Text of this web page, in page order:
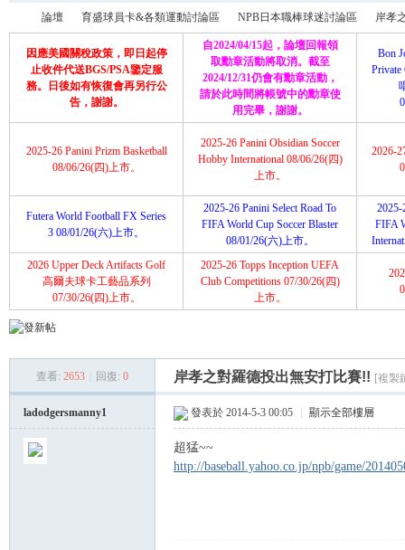
»
論壇
›
育盛球員卡&各類運動討論區
›
NPB日本職棒球迷討論區 岸孝
因應美國關稅政策，即日起停
止收件代送BGS/PSA鑒定服
務。日後如有恢復會再另行公
告，謝謝。
自2024/04/15起，論壇回報領
取勳章活動將取消。截至
2024/12/31仍會有勳章活動，
請於此時間將帳號中的勳章使
用完畢，謝謝。
Bon
2025-26 Panini Prizm Basketball
08/06/26(四)上市。
2025-26 Panini Obsidian Soccer
Hobby International 08/06/26(四)
上市。
2026-
Futera World Football FX Series
3 08/01/26(六)上市。
2025-26 Panini Select Road To
FIFA World Cup Soccer Blaster
08/01/26(六)上市。
2025-
FIFA
2026 Upper Deck Artifacts Golf
高爾夫球卡工藝品系列
07/30/26(四)上市。
2025-26 Topps Inception UEFA
Club Competitions 07/30/26(四)
上市。
查看: 2653 回復: 0 岸孝之對羅德投出無安打比賽!! [複製
ladodgersmanny1 發表於 2014-5-3 00:05 顯示全部樓層
超猛~~
http://baseball.yahoo.co.jp/npb/game/